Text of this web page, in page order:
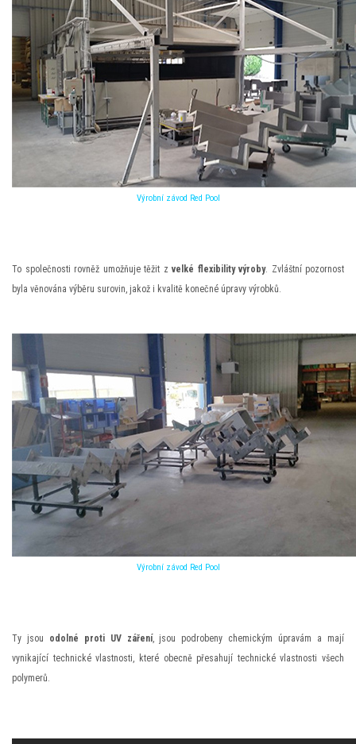
Výrobní závod Red Pool
To společnosti rovněž umožňuje těžit z velké flexibility výroby. Zvláštní pozornost
byla věnována výběru surovin, jakož i kvalitě konečné úpravy výrobků.
Výrobní závod Red Pool
Ty jsou odolné proti UV záření, jsou podrobeny chemickým úpravám a mají
vynikající technické vlastnosti, které obecně přesahují technické vlastnosti všech
polymerů.